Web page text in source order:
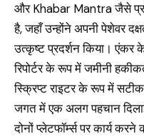
और Khabar Mantra जैसे
है, जहाँ उन्होंने अपनी पेशेवर
उत्कृष्ट प्रदर्शन किया। एंकर
रिपोर्टर के रूप में जमीनी
स्क्रिप्ट राइटर के रूप में
जगत में एक अलग पहचान
दोनों प्लेटफॉर्म्स पर कार्य